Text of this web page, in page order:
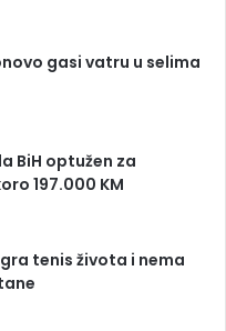
gasi vatru u selima
BiH optužen za
197.000 KM
tenis života i nema